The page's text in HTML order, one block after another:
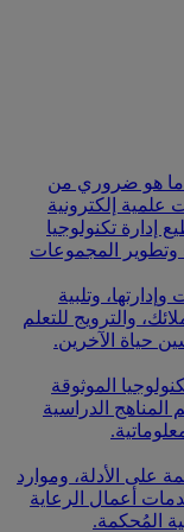
ما هو ضروري من
علمية إلكترونية
إدارة تكنولوجيا
وتطوير المجموعات
وتلبية
والترويج للتعلم
حياة الآخرين.
الموثوقة
الدراسية
على الأدلة، وموارد
أعمال الرعاية
المُحكمة.